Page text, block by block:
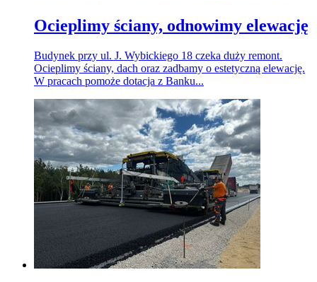
Ocieplimy ściany, odnowimy elewację
Budynek przy ul. J. Wybickiego 18 czeka duży remont.
Ocieplimy ściany, dach oraz zadbamy o estetyczną elewację.
W pracach pomoże dotacja z Banku...